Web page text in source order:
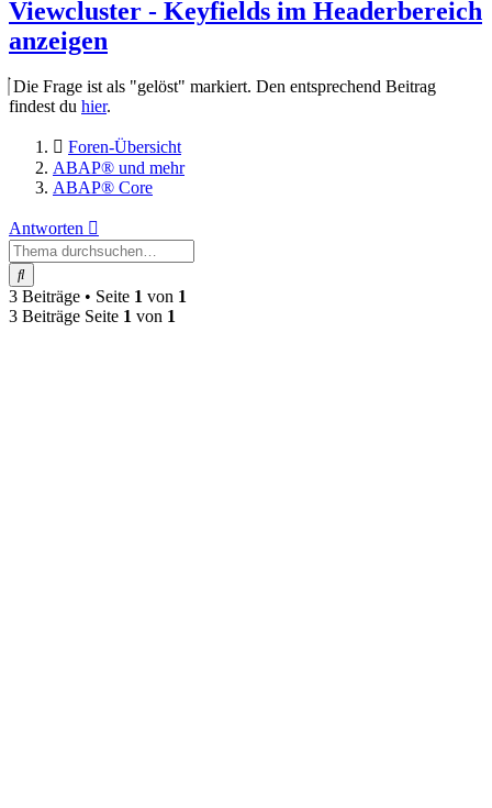
Viewcluster - Keyfields im Headerbereich
anzeigen
Die Frage ist als "gelöst" markiert. Den entsprechend Beitrag
findest du hier.
Foren-Übersicht
ABAP® und mehr
ABAP® Core
Antworten
Suche
3 Beiträge • Seite 1 von 1
3 Beiträge Seite 1 von 1